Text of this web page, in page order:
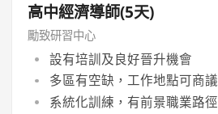
高中經濟導師(5天)
勵致研習中心
設有培訓及良好晉升機會
多區有空缺，工作地點可商議
系統化訓練，有前景職業路徑